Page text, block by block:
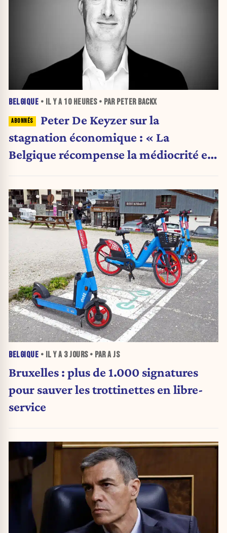
BELGIQUE • IL Y A 10 HEURES• PAR PETER BACKX
Peter De Keyzer sur la
stagnation économique : « La
Belgique récompense la médiocrité et
BELGIQUE • IL Y A 3 JOURS• PAR A JS
Bruxelles : plus de 1.000 signatures
pour sauver les trottinettes en libre-
service